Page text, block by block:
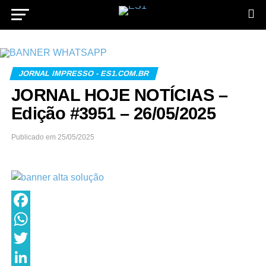
JORNAL IMPRESSO - ES1.COM.BR
JORNAL HOJE NOTÍCIAS –
Edição #3951 – 26/05/2025
Publicado em 25/05/2025
Facebook
WhatsApp
Twitter